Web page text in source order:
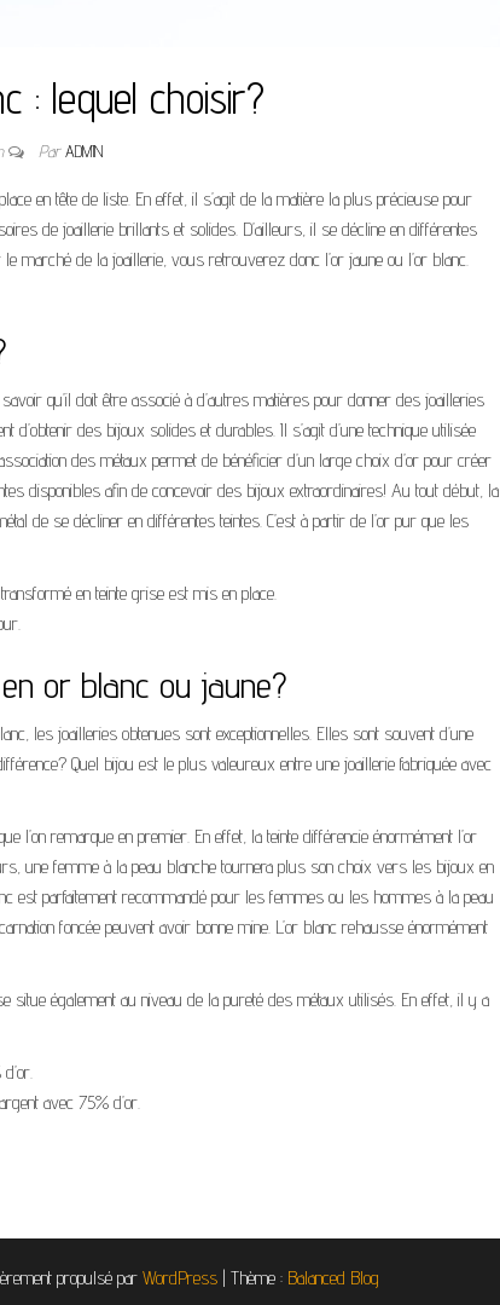
: lequel choisir?
ParADMIN
en tête de liste. En effet, il s’agit de la matière la plus précieuse pour
de joaillerie brillants et solides. D’ailleurs, il se décline en différentes
de la joaillerie, vous retrouverez donc l’or jaune ou l’or blanc.
qu’il doit être associé à d’autres matières pour donner des joailleries
d’obtenir des bijoux solides et durables. Il s’agit d’une technique utilisée
des métaux permet de bénéficier d’un large choix d’or pour créer
disponibles afin de concevoir des bijoux extraordinaires! Au tout début, la
de se décliner en différentes teintes. C’est à partir de l’or pur que les
en teinte grise est mis en place.
or blanc ou jaune?
les joailleries obtenues sont exceptionnelles. Elles sont souvent d’une
Quel bijou est le plus valeureux entre une joaillerie fabriquée avec
l’on remarque en premier. En effet, la teinte différencie énormément l’or
une femme à la peau blanche tournera plus son choix vers les bijoux en
est parfaitement recommandé pour les femmes ou les hommes à la peau
foncée peuvent avoir bonne mine. L’or blanc rehausse énormément
situe également au niveau de la pureté des métaux utilisés. En effet, il y a
avec 75% d’or.
propulsé par WordPress | Thème : Balanced Blog